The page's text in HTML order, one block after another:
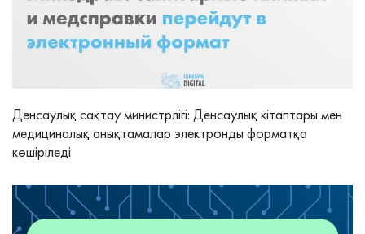
Денсаулық сақтау министрлігі: Денсаулық кітаптары мен
медициналық анықтамалар электронды форматқа
көшіріледі